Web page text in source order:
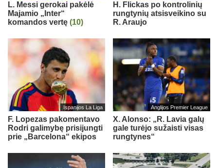
L. Messi gerokai pakėlė
Majamio „Inter“
komandos vertę (10)
H. Flickas po kontrolinių
rungtynių atsisveikino su
R. Araujo
Ispanijos La Liga
F. Lopezas pakomentavo
Rodri galimybę prisijungti
prie „Barcelona“ ekipos
Anglijos Premier League
X. Alonso: „R. Lavia galų
gale turėjo sužaisti visas
rungtynes“